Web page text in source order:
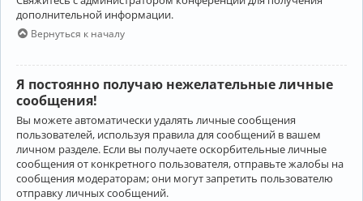
дополнительной информации.
Вернуться к началу
Я постоянно получаю нежелательные личные
сообщения!
Вы можете автоматически удалять личные сообщения
пользователей, используя правила для сообщений в вашем
личном разделе. Если вы получаете оскорбительные личные
сообщения от конкретного пользователя, отправьте жалобы на
сообщения модераторам; они могут запретить пользователю
отправку личных сообщений.